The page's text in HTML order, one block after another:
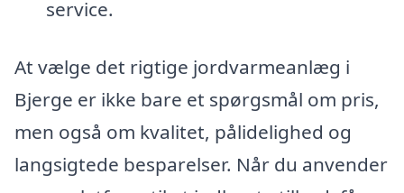
service.
At vælge det rigtige jordvarmeanlæg i
Bjerge er ikke bare et spørgsmål om pris,
men også om kvalitet, pålidelighed og
langsigtede besparelser. Når du anvender